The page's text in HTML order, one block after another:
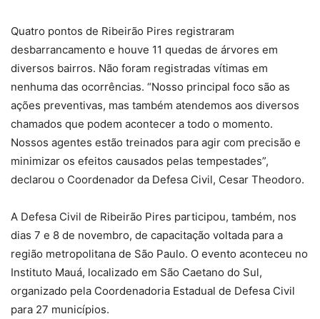
Quatro pontos de Ribeirão Pires registraram
desbarrancamento e houve 11 quedas de árvores em
diversos bairros. Não foram registradas vítimas em
nenhuma das ocorrências. “Nosso principal foco são as
ações preventivas, mas também atendemos aos diversos
chamados que podem acontecer a todo o momento.
Nossos agentes estão treinados para agir com precisão e
minimizar os efeitos causados pelas tempestades”,
declarou o Coordenador da Defesa Civil, Cesar Theodoro.
A Defesa Civil de Ribeirão Pires participou, também, nos
dias 7 e 8 de novembro, de capacitação voltada para a
região metropolitana de São Paulo. O evento aconteceu no
Instituto Mauá, localizado em São Caetano do Sul,
organizado pela Coordenadoria Estadual de Defesa Civil
para 27 municípios.